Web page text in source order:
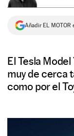
Añadir EL MOTOR
El Tesla
muy de cerca
como por el